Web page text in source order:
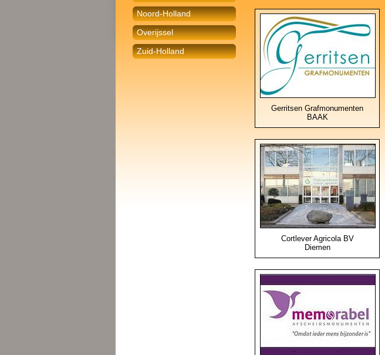
Noord-Holland
Overijssel
Zuid-Holland
Gerritsen Grafmonumenten
BAAK
Cortlever Agricola BV
Diemen